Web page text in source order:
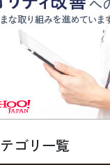
ゴリ一覧